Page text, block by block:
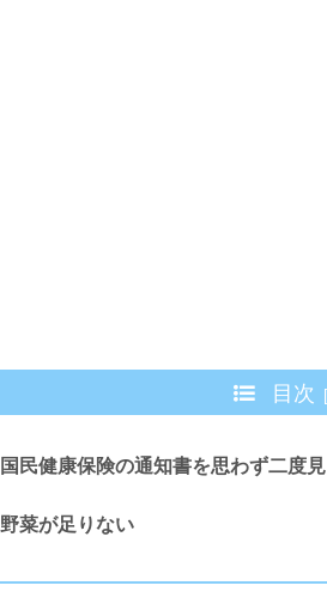
目次
国民健康保険の通知書を思わず二度見
野菜が足りない